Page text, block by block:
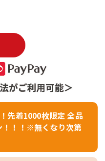
先着1000枚限定 全品
！！！※無くなり次第